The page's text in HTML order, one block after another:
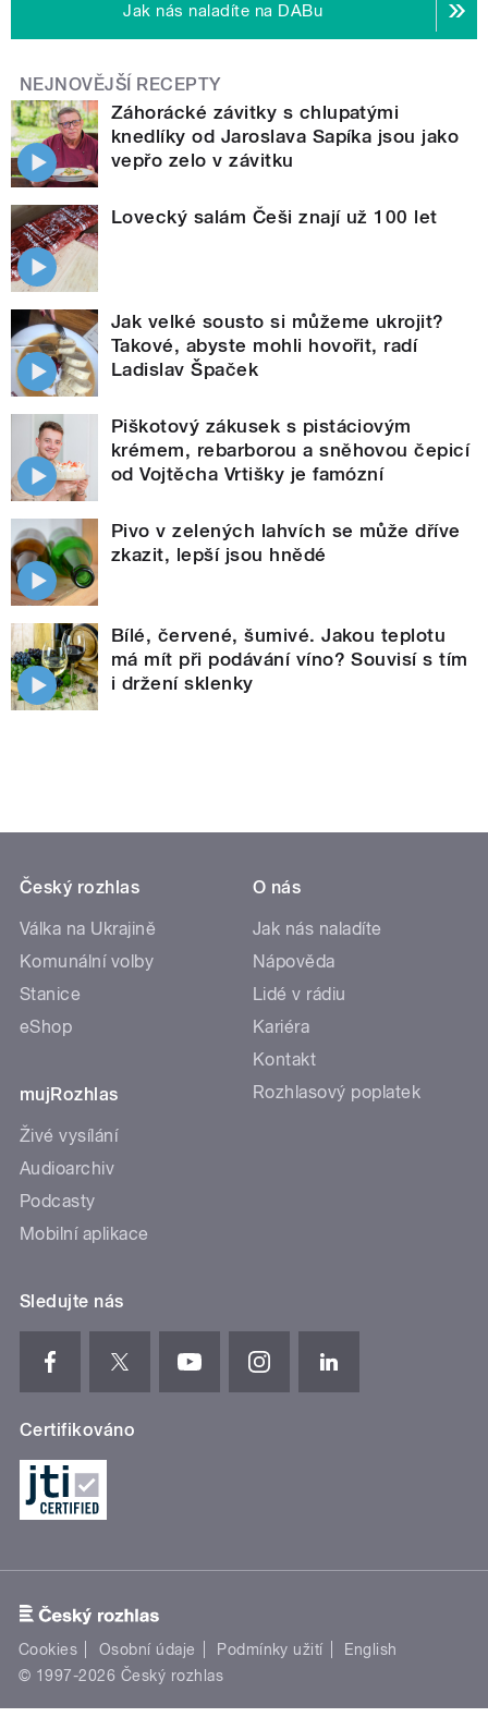
Jak nás naladíte na DABu
NEJNOVĚJŠÍ RECEPTY
Záhorácké závitky s chlupatými
knedlíky od Jaroslava Sapíka jsou jako
vepřo zelo v závitku
Lovecký salám Češi znají už 100 let
Jak velké sousto si můžeme ukrojit?
Takové, abyste mohli hovořit, radí
Ladislav Špaček
Piškotový zákusek s pistáciovým
krémem, rebarborou a sněhovou čepicí
od Vojtěcha Vrtišky je famózní
Pivo v zelených lahvích se může dříve
zkazit, lepší jsou hnědé
Bílé, červené, šumivé. Jakou teplotu
má mít při podávání víno? Souvisí s tím
i držení sklenky
Český rozhlas
Válka na Ukrajině
Komunální volby
Stanice
eShop
mujRozhlas
Živé vysílání
Audioarchiv
Podcasty
Mobilní aplikace
O nás
Jak nás naladíte
Nápověda
Lidé v rádiu
Kariéra
Kontakt
Rozhlasový poplatek
Sledujte nás
Certifikováno
Cookies Osobní údaje Podmínky užití
English
© 1997-2026 Český rozhlas